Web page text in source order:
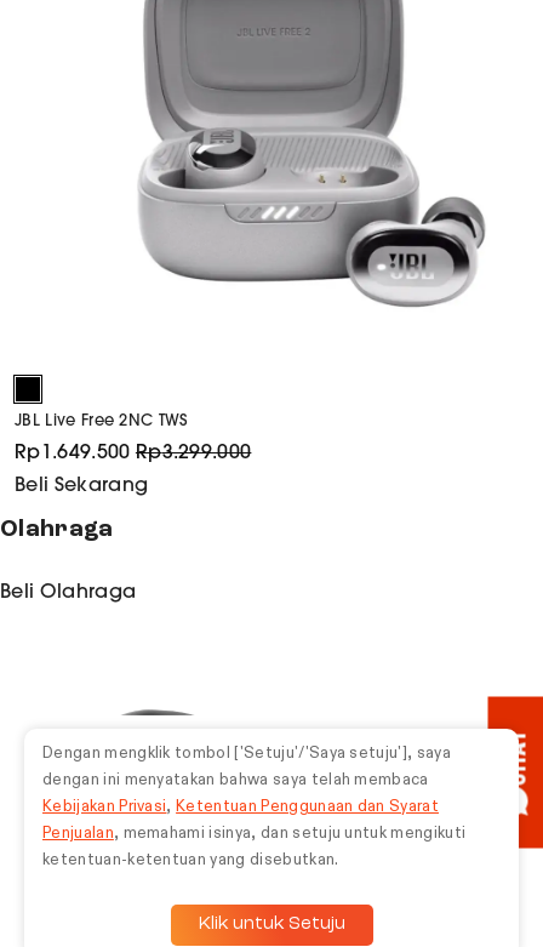
JBL Live Free 2NC TWS
Rp1.649.500 Rp3.299.000
Beli Sekarang
Olahraga
Beli Olahraga
Dengan mengklik tombol ['Setuju'/'Saya setuju'], saya
dengan ini menyatakan bahwa saya telah membaca
Kebijakan Privasi, Ketentuan Penggunaan dan Syarat
Penjualan, memahami isinya, dan setuju untuk mengikuti
ketentuan-ketentuan yang disebutkan.
Klik untuk Setuju
CHAT